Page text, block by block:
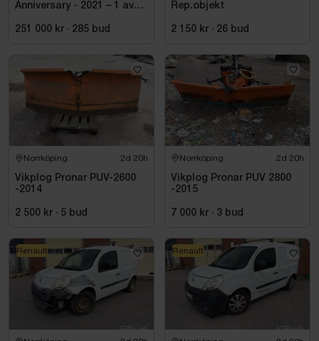
Anniversary - 2021 – 1 av
Diesel – Fullutrustad
251 000 kr · 285 bud
Rep.objekt
2 150 kr · 26 bud
Norrköping 2d 20h
Vikplog Pronar PUV-2600
-2014
2 500 kr · 5 bud
Norrköping 2d 20h
Vikplog Pronar PUV 2800
-2015
7 000 kr · 3 bud
Renault Renault